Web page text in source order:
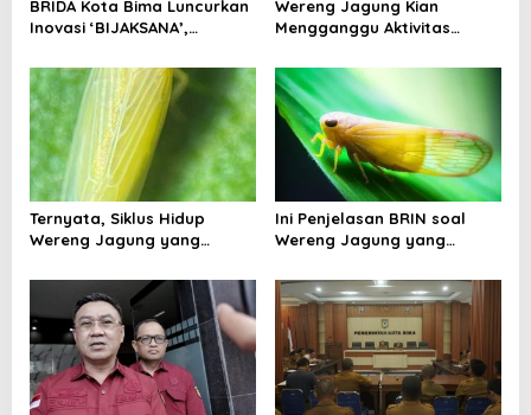
BRIDA Kota Bima Luncurkan
Inovasi ‘BIJAKSANA’,
Berbasis Stakeholder
Analisis
Wereng Jagung Kian
Mengganggu Aktivitas
Miliki Solusi?
Ternyata, Siklus Hidup
Wereng Jagung yang
Bertahan Hingga 30 Hari
Ini Penjelasan BRIN soal
Wereng Jagung yang